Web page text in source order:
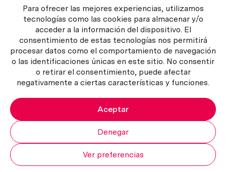
Para ofrecer las mejores experiencias, utilizamos
tecnologías como las cookies para almacenar y/o
acceder a la información del dispositivo. El
consentimiento de estas tecnologías nos permitirá
procesar datos como el comportamiento de navegación
o las identificaciones únicas en este sitio. No consentir
o retirar el consentimiento, puede afectar
negativamente a ciertas características y funciones.
Aceptar
Denegar
Ver preferencias
Atención al cliente
Contactar
Manual del vendedor
Política del servicio
Política de Cookies
Copyright ©2026 Curiosum S.L. Todos los derechos reservados.